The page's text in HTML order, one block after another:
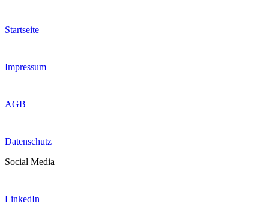
Startseite
Impressum
AGB
Datenschutz
Social Media
LinkedIn